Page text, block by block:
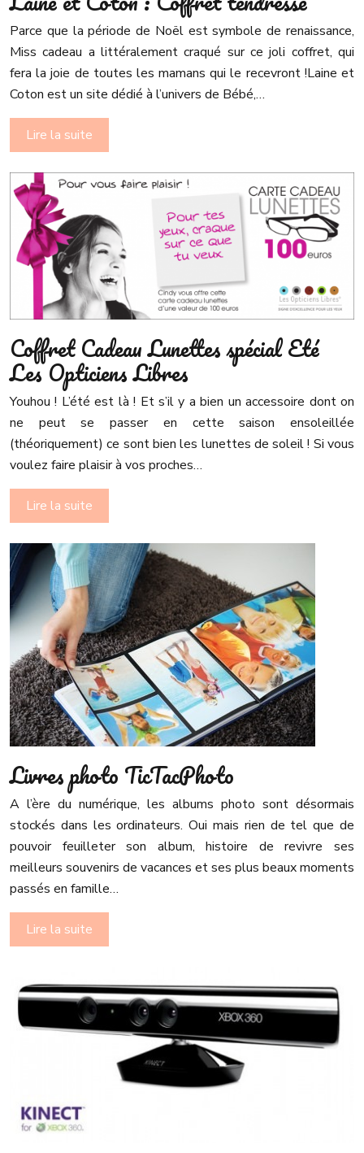
Parce que la période de Noël est symbole de renaissance,
Miss cadeau a littéralement craqué sur ce joli coffret, qui
fera la joie de toutes les mamans qui le recevront !Laine et
Coton est un site dédié à l’univers de Bébé,…
Lire la suite
Coffret Cadeau Lunettes spécial Eté
Les Opticiens Libres
Youhou ! L’été est là ! Et s’il y a bien un accessoire dont on
ne peut se passer en cette saison ensoleillée
(théoriquement) ce sont bien les lunettes de soleil ! Si vous
voulez faire plaisir à vos proches…
Lire la suite
Livres photo TicTacPhoto
A l’ère du numérique, les albums photo sont désormais
stockés dans les ordinateurs. Oui mais rien de tel que de
pouvoir feuilleter son album, histoire de revivre ses
meilleurs souvenirs de vacances et ses plus beaux moments
passés en famille…
Lire la suite